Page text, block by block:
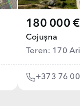
180 000 €
Cojușna
Teren: 170 Ari
+373 76